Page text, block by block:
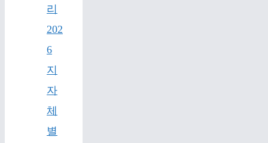
리
202
6
지
자
체
별